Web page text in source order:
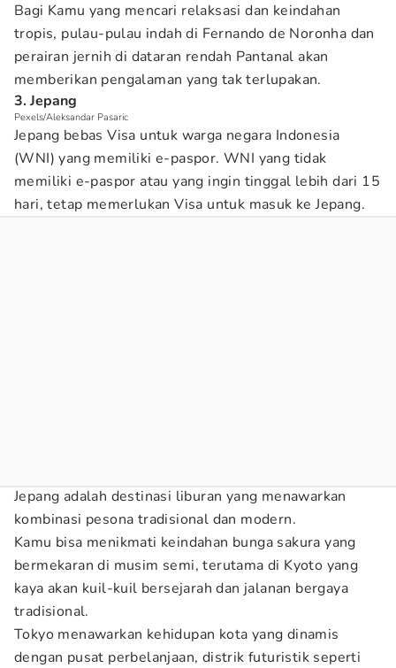
Bagi Kamu yang mencari relaksasi dan keindahan
tropis, pulau-pulau indah di Fernando de Noronha dan
perairan jernih di dataran rendah Pantanal akan
memberikan pengalaman yang tak terlupakan.
3. Jepang
Pexels/Aleksandar Pasaric
Jepang bebas Visa untuk warga negara Indonesia
(WNI) yang memiliki e-paspor. WNI yang tidak
memiliki e-paspor atau yang ingin tinggal lebih dari 15
hari, tetap memerlukan Visa untuk masuk ke Jepang.
Jepang adalah destinasi liburan yang menawarkan
kombinasi pesona tradisional dan modern.
Kamu bisa menikmati keindahan bunga sakura yang
bermekaran di musim semi, terutama di Kyoto yang
kaya akan kuil-kuil bersejarah dan jalanan bergaya
tradisional.
Tokyo menawarkan kehidupan kota yang dinamis
dengan pusat perbelanjaan, distrik futuristik seperti